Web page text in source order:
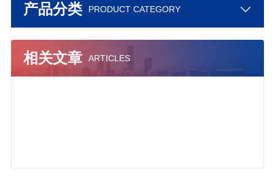
产品分类 PRODUCT CATEGORY
相关文章 ARTICLES